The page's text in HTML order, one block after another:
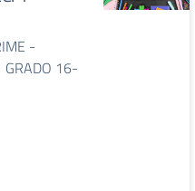
-
GRADO 16-